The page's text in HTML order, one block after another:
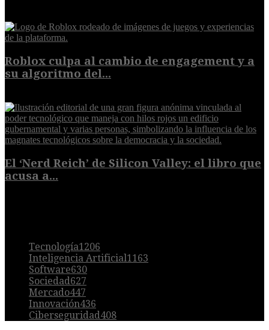
Roblox culpa al cambio de engagement y a
su algoritmo del...
El ‘Nerd Reich’ de Silicon Valley: el libro que
acusa a...
Tecnología1206
Inteligencia Artificial1163
Software630
Sociedad627
Mercado447
Innovación436
Ciberseguridad408